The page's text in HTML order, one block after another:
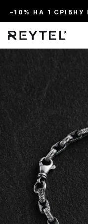
–10% НА 1